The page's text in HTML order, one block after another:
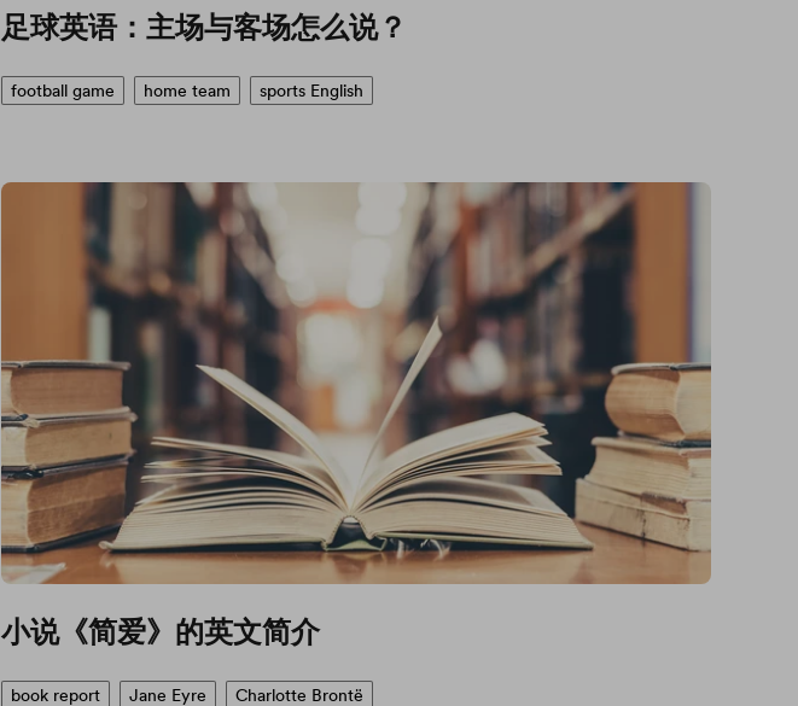
足球英语：主场与客场怎么说？
football game home team sports English
小说《简爱》的英文简介
book report Jane Eyre Charlotte Brontë